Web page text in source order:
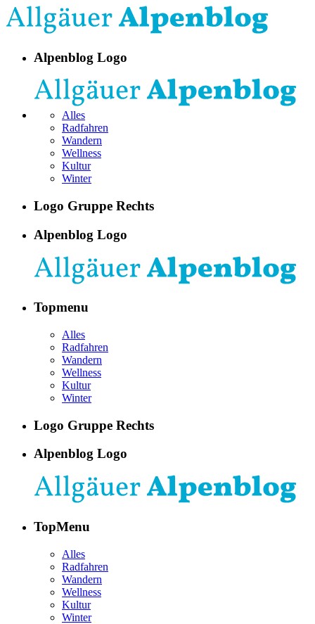
Alpenblog Logo
Alles
Radfahren
Wandern
Wellness
Kultur
Winter
Logo Gruppe Rechts
Alpenblog Logo
Topmenu
Alles
Radfahren
Wandern
Wellness
Kultur
Winter
Logo Gruppe Rechts
Alpenblog Logo
TopMenu
Alles
Radfahren
Wandern
Wellness
Kultur
Winter